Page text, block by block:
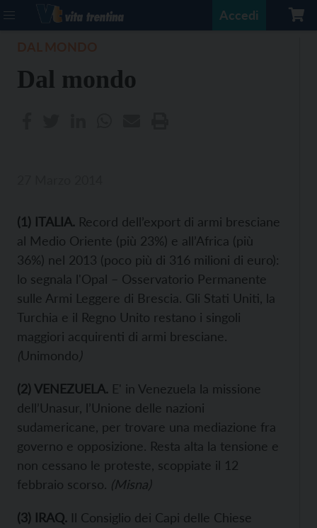
Accedi
Dal mondo
(1) ITALIA. Record dell’export di armi bresciane
al Medio Oriente (più 23%) e all’Africa (più
36%) nel 2013 (poco più di 316 milioni di euro):
lo segnala l'Opal – Osservatorio Permanente
sulle Armi Leggere di Brescia. Gli Stati Uniti, la
Turchia e il Regno Unito restano i singoli
maggiori acquirenti di armi bresciane.
(Unimondo)
(2) VENEZUELA. E' in Venezuela la missione
dell’Unasur, l’Unione delle nazioni
sudamericane, per trovare una mediazione fra
governo e opposizione. Resta alta la tensione e
non cessano le proteste, scoppiate il 12
febbraio scorso. (Misna)
(3) IRAQ. Il Consiglio dei Capi delle Chiese